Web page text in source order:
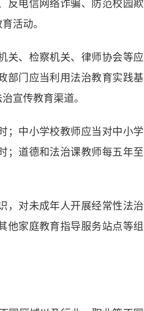
反电信网络诈骗、防范校园欺
活动。
、检察机关、律师协会等应
部门应当利用法治教育实践基
宣传教育渠道。
中小学校教师应当对中小学
；道德和法治课教师每五年至
对未成年人开展经常性法治
他家庭教育指导服务站点等组